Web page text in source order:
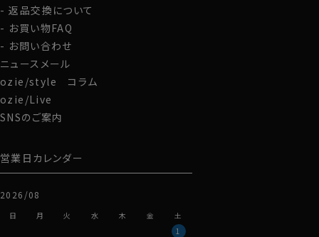
-底鋲付き-
-納量の変化に対応する仕様-
上部サイドについているスナップを外していただきますと、マチ
できます。
返品交換について
お買い物FAQ
お問い合わせ
ニュースメール
ozie/style コラム
ozie/Live
SNSのご案内
営業日カレンダー
2026/08
日 月 火 水 木 金
土
1